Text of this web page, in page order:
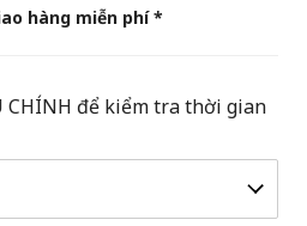
hàng miễn phí *
CHÍNH để kiểm tra thời gian